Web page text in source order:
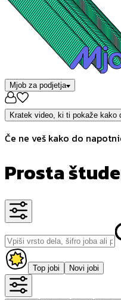
Mjob za podjetja
Kratek video, ki ti pokaže kako
Če ne veš kako do
Prosta
Top jobi Novi jobi